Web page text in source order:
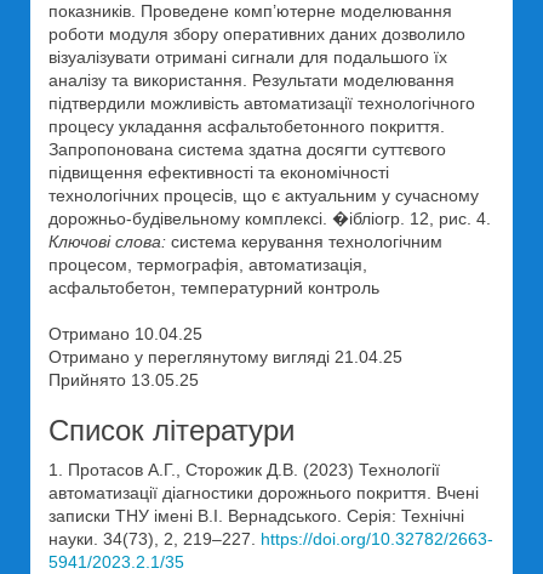
показників. Проведене комп’ютерне моделювання
роботи модуля збору оперативних даних дозволило
візуалізувати отримані сигнали для подальшого їх
аналізу та використання. Результати моделювання
підтвердили можливість автоматизації технологічного
процесу укладання асфальтобетонного покриття.
Запропонована система здатна досягти суттєвого
підвищення ефективності та економічності
технологічних процесів, що є актуальним у сучасному
дорожньо-будівельному комплексі. �ібліогр. 12, рис. 4.
Ключові слова: система керування технологічним
процесом, термографія, автоматизація,
асфальтобетон, температурний контроль
Отримано 10.04.25
Отримано у переглянутому вигляді 21.04.25
Прийнято 13.05.25
Список літератури
1. Протасов А.Г., Сторожик Д.В. (2023) Технології
автоматизації діагностики дорожнього покриття. Вчені
записки ТНУ імені В.І. Вернадського. Серія: Технічні
науки. 34(73), 2, 219–227. https://doi.org/10.32782/2663-
5941/2023.2.1/35